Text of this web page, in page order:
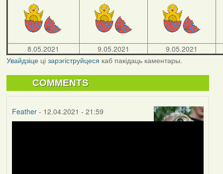
8.05.2021 9.05.2021
9.05.2021
Увайдзіцеці зарэгіструйцеся каб пакідаць каментары.
COMMENTS
Feather- 12.04.2021 - 21:59